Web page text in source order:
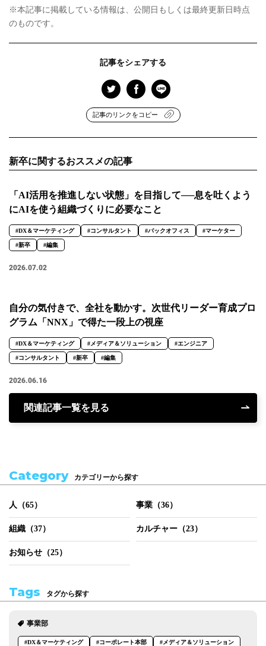
※本記事に掲載している情報は、公開日もしくは最終更新日時点
のものです。
記事をシェアする
記事のリンクをコピー
新卒に関するおススメの記事
「AI活用を推進しない状態」を目指して──息を吐くよう
にAIを使う組織づくりに必要なこと
#DX＆マーケティング #コンサルタント #バックオフィス #マーケター
#新卒 #編集
2026.07.02
自分の気付きで、全社を動かす。次世代リーダー育成プロ
グラム「NNX」で得た一段上の視座
#DX＆マーケティング #メディア＆ソリューション #エンジニア
#コンサルタント #新卒 #編集
2026.06.16
関連記事一覧を見る
Category カテゴリーから探す
人（65） 事業（36）
組織（37） カルチャー（23）
お知らせ（25）
Tags タグから探す
事業部
#DX＆マーケティング #コーポレート本部 #メディア＆ソリューション